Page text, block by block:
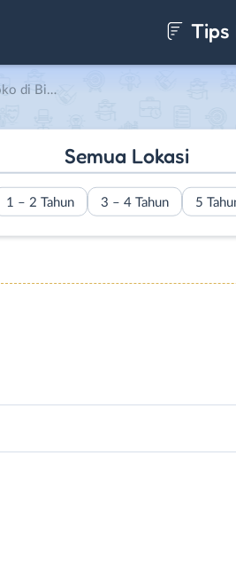
Tips
Bingxue
Semua Lokasi
1 – 2 Tahun 3 – 4 Tahun 5